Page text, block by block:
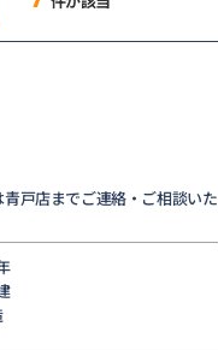
戸店までご連絡・ご相談いた